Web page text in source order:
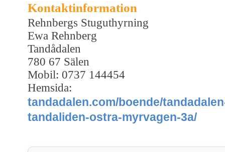
Kontaktinformation
Rehnbergs Stuguthyrning
Ewa Rehnberg
Tandådalen
780 67 Sälen
Mobil: 0737 144454
Hemsida:
tandadalen.com/boende/
tandaliden-ostra-myrvagen-3a/